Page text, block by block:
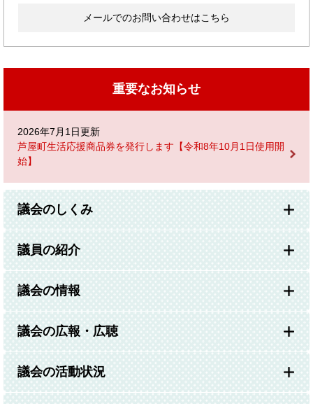
メールでのお問い合わせはこちら
重要なお知らせ
2026年7月1日更新
芦屋町生活応援商品券を発行します【令和8年10月1日使用開
始】
議会のしくみ
議員の紹介
議会の情報
議会の広報・広聴
議会の活動状況